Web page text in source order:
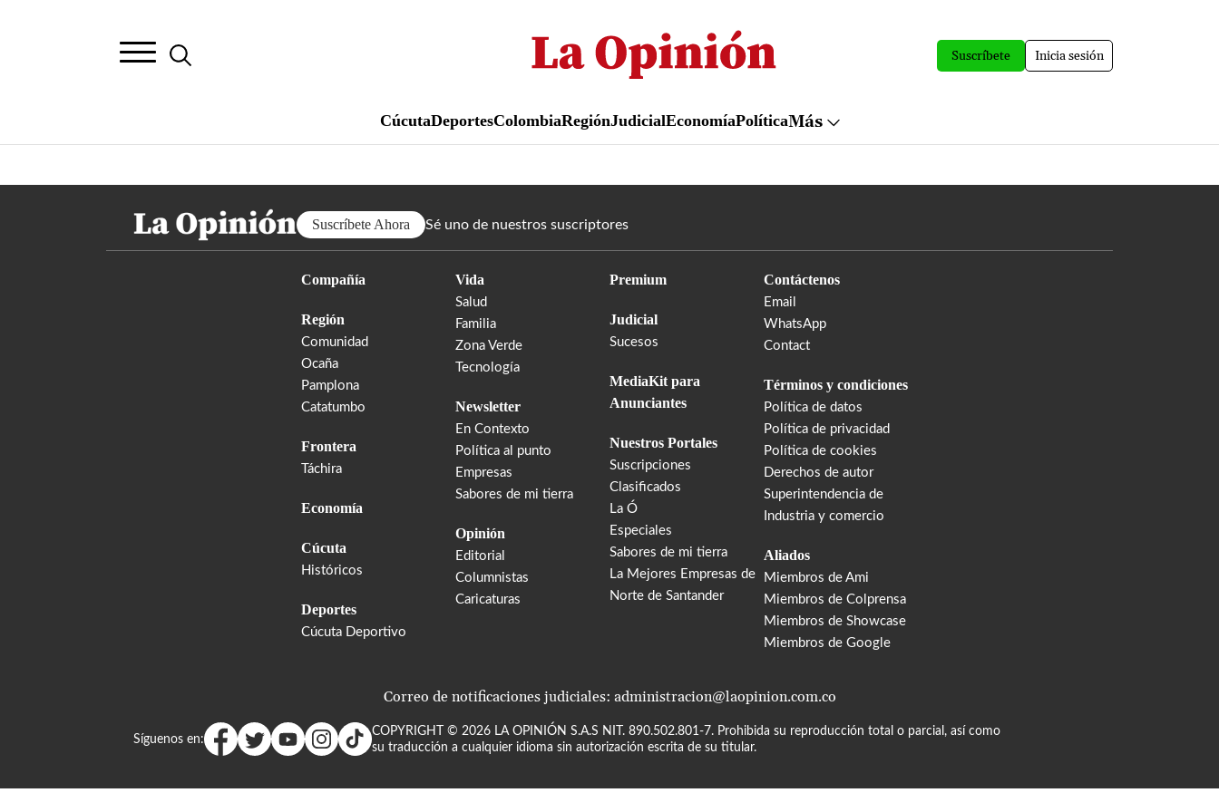
al
contenido
Suscríbete Inicia sesión
CúcutaDeportesColombiaRegiónJudicialEconomíaPolíticaMás
Suscríbete Ahora Sé uno de nuestros suscriptores
Compañía
Región
Comunidad
Ocaña
Pamplona
Catatumbo
Frontera
Táchira
Economía
Cúcuta
Históricos
Deportes
Cúcuta Deportivo
Vida
Salud
Familia
Zona Verde
Tecnología
Newsletter
En Contexto
Política al punto
Empresas
Sabores de mi tierra
Opinión
Editorial
Columnistas
Caricaturas
Premium
Judicial
Sucesos
MediaKit para
Anunciantes
Nuestros Portales
Suscripciones
Clasificados
La Ó
Especiales
Sabores de mi tierra
La Mejores Empresas de
Norte de Santander
Contáctenos
Email
WhatsApp
Contact
Términos y condiciones
Política de datos
Política de privacidad
Política de cookies
Derechos de autor
Superintendencia de
Industria y comercio
Aliados
Miembros de Ami
Miembros de Colprensa
Miembros de Showcase
Miembros de Google
Correo de notificaciones judiciales: administracion@laopinion.com.co
Síguenos en:
COPYRIGHT © 2026 LA OPINIÓN S.A.S NIT. 890.502.801-7. Prohibida su reproducción total o parcial, así como
su traducción a cualquier idioma sin autorización escrita de su titular.